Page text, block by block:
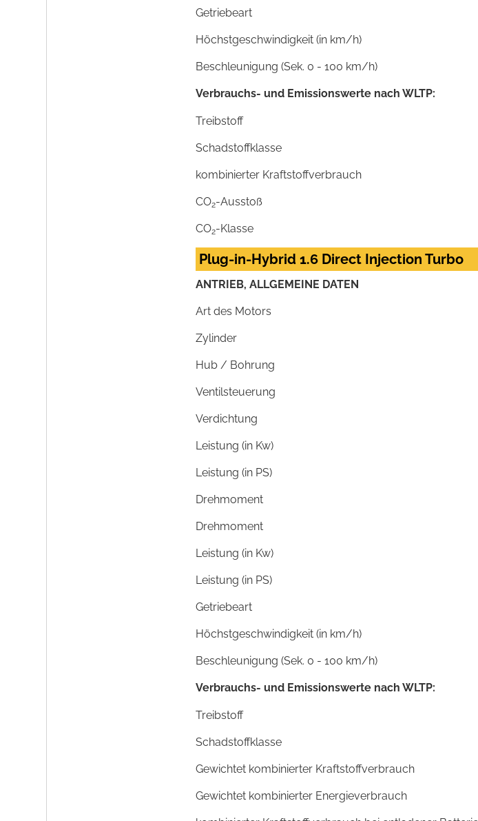
Getriebeart
Höchstgeschwindigkeit (in km/h)
Beschleunigung (Sek. 0 - 100 km/h)
Verbrauchs- und Emissionswerte nach WLTP:
Treibstoff
Schadstoffklasse
kombinierter Kraftstoffverbrauch
CO2-Ausstoß
CO2-Klasse
Plug-in-Hybrid 1.6 Direct Injection Turbo
ANTRIEB, ALLGEMEINE DATEN
Art des Motors
Zylinder
Hub / Bohrung
Ventilsteuerung
Verdichtung
Leistung (in Kw)
Leistung (in PS)
Drehmoment
Drehmoment
Leistung (in Kw)
Leistung (in PS)
Getriebeart
Höchstgeschwindigkeit (in km/h)
Beschleunigung (Sek. 0 - 100 km/h)
Verbrauchs- und Emissionswerte nach WLTP:
Treibstoff
Schadstoffklasse
Gewichtet kombinierter Kraftstoffverbrauch
Gewichtet kombinierter Energieverbrauch